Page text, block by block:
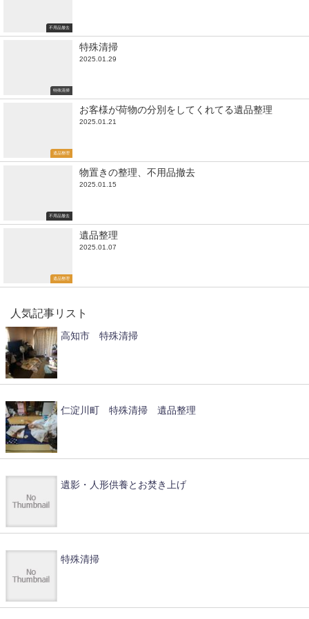
不用品撤去
特殊清掃
特殊清掃
2025.01.29
遺品整理
お客様が荷物の分別をしてくれてる遺品整理
2025.01.21
不用品撤去
物置きの整理、不用品撤去
2025.01.15
遺品整理
遺品整理
2025.01.07
人気記事リスト
高知市 特殊清掃
仁淀川町 特殊清掃 遺品整理
遺影・人形供養とお焚き上げ
特殊清掃